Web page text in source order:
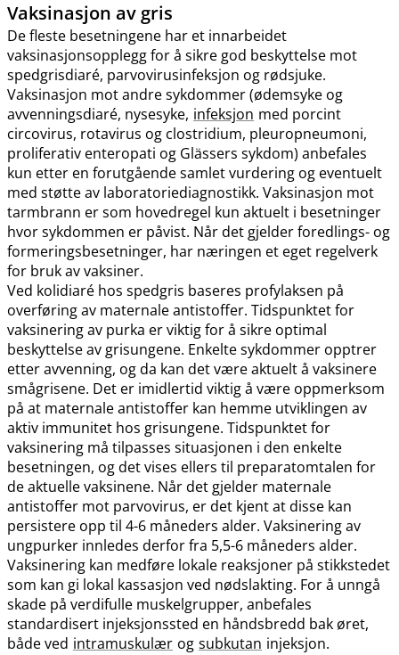
Vaksinasjon av gris
De fleste besetningene har et innarbeidet
vaksinasjonsopplegg for å sikre god beskyttelse mot
spedgrisdiaré, parvovirusinfeksjon og rødsjuke.
Vaksinasjon mot andre sykdommer (ødemsyke og
avvenningsdiaré, nysesyke, infeksjon med porcint
circovirus, rotavirus og clostridium, pleuropneumoni,
proliferativ enteropati og Glässers sykdom) anbefales
kun etter en forutgående samlet vurdering og eventuelt
med støtte av laboratoriediagnostikk. Vaksinasjon mot
tarmbrann er som hovedregel kun aktuelt i besetninger
hvor sykdommen er påvist. Når det gjelder foredlings- og
formeringsbesetninger, har næringen et eget regelverk
for bruk av vaksiner.
Ved kolidiaré hos spedgris baseres profylaksen på
overføring av maternale antistoffer. Tidspunktet for
vaksinering av purka er viktig for å sikre optimal
beskyttelse av grisungene. Enkelte sykdommer opptrer
etter avvenning, og da kan det være aktuelt å vaksinere
smågrisene. Det er imidlertid viktig å være oppmerksom
på at maternale antistoffer kan hemme utviklingen av
aktiv immunitet hos grisungene. Tidspunktet for
vaksinering må tilpasses situasjonen i den enkelte
besetningen, og det vises ellers til preparatomtalen for
de aktuelle vaksinene. Når det gjelder maternale
antistoffer mot parvovirus, er det kjent at disse kan
persistere opp til 4-6 måneders alder. Vaksinering av
ungpurker innledes derfor fra 5,5-6 måneders alder.
Vaksinering kan medføre lokale reaksjoner på stikkstedet
som kan gi lokal kassasjon ved nødslakting. For å unngå
skade på verdifulle muskelgrupper, anbefales
standardisert injeksjonssted en håndsbredd bak øret,
både ved intramuskulær og subkutan injeksjon.